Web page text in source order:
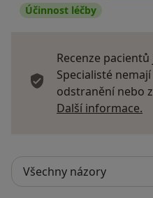
Účinnost léčby
Recenze
Specialisté
odstranění nebo
Další informace.